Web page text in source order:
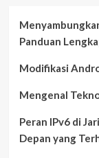
Panduan
Modifikasi
Mengenal
Peran IPv6 di
Depan yang